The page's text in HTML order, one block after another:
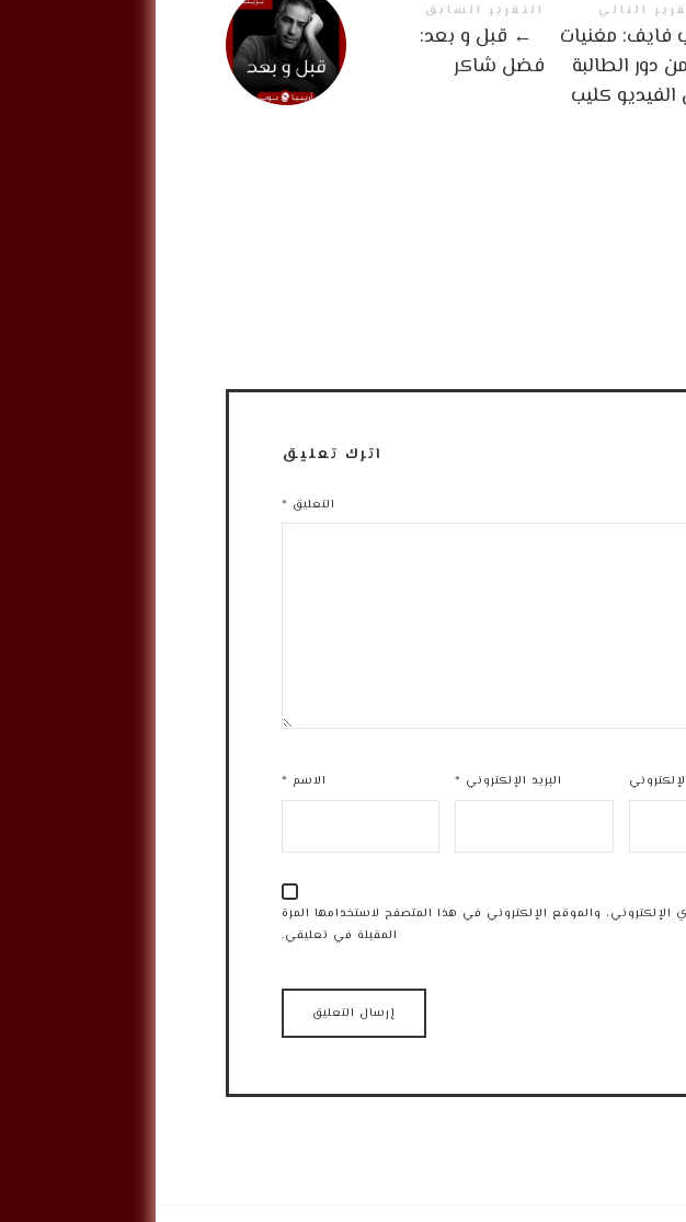
التقرير السابق
← قبل و بعد:
فضل شاكر
التالي
فايف: مغنيات
دور الطالبة
كليب
اترك تعليق
التعليق *
الاسم * البريد الإلكتروني *
والموقع الإلكتروني في هذا المتصفح لاستخدامها المرة
المقبلة في تعليقي.